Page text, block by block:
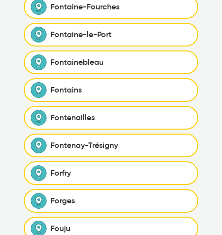
Fontaine-Fourches
Fontaine-le-Port
Fontainebleau
Fontains
Fontenailles
Fontenay-Trésigny
Forfry
Forges
Fouju